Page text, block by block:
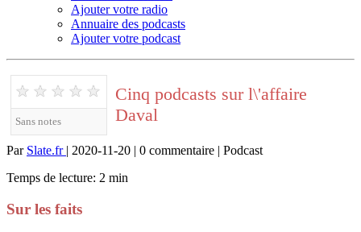
Ajouter votre radio
Annuaire des podcasts
Ajouter votre podcast
★ ★ ★ ★ ★
Sans notes
Cinq podcasts sur l\'affaire
Daval
Par Slate.fr | 2020-11-20 | 0 commentaire | Podcast
Temps de lecture: 2 min
Sur les faits